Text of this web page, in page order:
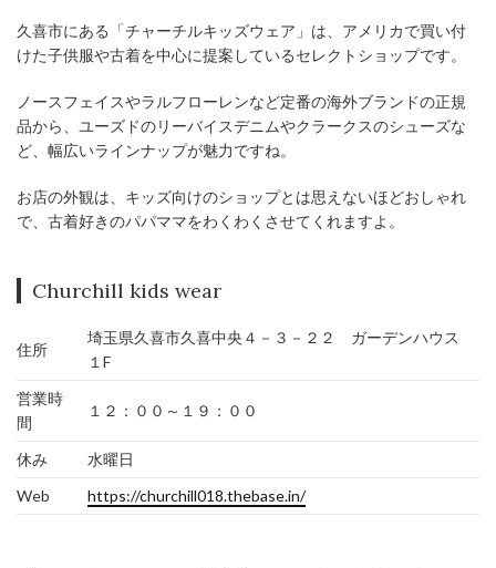
久喜市にある「チャーチルキッズウェア」は、アメリカで買い付
けた子供服や古着を中心に提案しているセレクトショップです。
ノースフェイスやラルフローレンなど定番の海外ブランドの正規
品から、ユーズドのリーバイスデニムやクラークスのシューズな
ど、幅広いラインナップが魅力ですね。
お店の外観は、キッズ向けのショップとは思えないほどおしゃれ
で、古着好きのパパママをわくわくさせてくれますよ。
Churchill kids wear
住所
埼玉県久喜市久喜中央４－３－２２ ガーデンハウス
１F
営業時
間
１２：００～１９：００
休み
水曜日
Web
https://churchill018.thebase.in/